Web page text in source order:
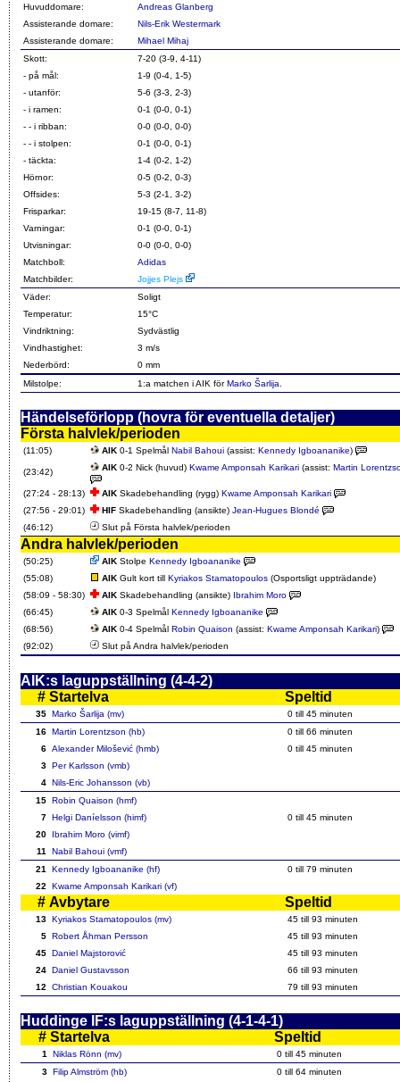
Huvuddomare:
Andreas Glanberg
Assisterande domare:
Nils-Erik Westermark
Assisterande domare:
Mihael Mihaj
Skott:
7-20 (3-9, 4-11)
- på mål:
1-9 (0-4, 1-5)
- utanför:
5-6 (3-3, 2-3)
- i ramen:
0-1 (0-0, 0-1)
- - i ribban:
0-0 (0-0, 0-0)
- - i stolpen:
0-1 (0-0, 0-1)
- täckta:
1-4 (0-2, 1-2)
Hörnor:
0-5 (0-2, 0-3)
Offsides:
5-3 (2-1, 3-2)
Frisparkar:
19-15 (8-7, 11-8)
Varningar:
0-1 (0-0, 0-1)
Utvisningar:
0-0 (0-0, 0-0)
Matchboll:
Adidas
Matchbilder:
Jojjes Plejs
Väder:
Soligt
Temperatur:
15°C
Vindriktning:
Sydvästlig
Vindhastighet:
3 m/s
Nederbörd:
0 mm
Milstolpe:
1:a matchen i AIK förMarko Šarlija
Händelseförlopp (hovra för eventuella detaljer)
Första halvlek/perioden
(11:05) AIK 0-1 Spelmål Nabil Bahoui (assist: Kennedy Igboananike)
(23:42) AIK 0-2 Nick (huvud) Kwame Amponsah Karikari (assist: Martin
(27:24 - 28:13) AIK Skadebehandling (rygg) Kwame Amponsah Karikari
(27:56 - 29:01)
HIF Skadebehandling (ansikte) Jean-Hugues Blondé
(46:12)
Slut på Första halvlek/perioden
Andra halvlek/perioden
(50:25) AIK Stolpe Kennedy Igboananike
(55:08)
AIK Gult kort till Kyriakos Stamatopoulos (Osportsligt uppträdande)
(58:09 - 58:30)
AIK Skadebehandling (ansikte) Ibrahim Moro
(66:45)
AIK 0-3 Spelmål Kennedy Igboananike
(68:56)
AIK 0-4 Spelmål Robin Quaison (assist: Kwame Amponsah Karikari)
(92:02)
Slut på Andra halvlek/perioden
AIK:s laguppställning (4-4-2)
# Startelva Speltid
35 Marko Šarlija (mv) 0 till 45 minuten
16 Martin Lorentzson (hb) 0 till 66 minuten
6 Alexander Milošević (hmb) 0 till 45 minuten
3 Per Karlsson (vmb)
4 Nils-Eric Johansson (vb)
15 Robin Quaison (hmf)
7 Helgi Daníelsson (himf) 0 till 45 minuten
20
Ibrahim Moro (vimf)
11
Nabil Bahoui (vmf)
21
Kennedy Igboananike (hf) 0 till 79 minuten
22
Kwame Amponsah Karikari (vf)
# Avbytare Speltid
13 Kyriakos Stamatopoulos (mv) 45 till 93 minuten
5 Robert Åhman Persson 45 till 93 minuten
45 Daniel Majstorović 45 till 93 minuten
24 Daniel Gustavsson 66 till 93 minuten
12
Christian Kouakou 79 till 93 minuten
Huddinge IF:s laguppställning (4-1-4-1)
# Startelva Speltid
1 Niklas Rönn (mv) 0 till 45 minuten
3 Filip Almström (hb) 0 till 64 minuten